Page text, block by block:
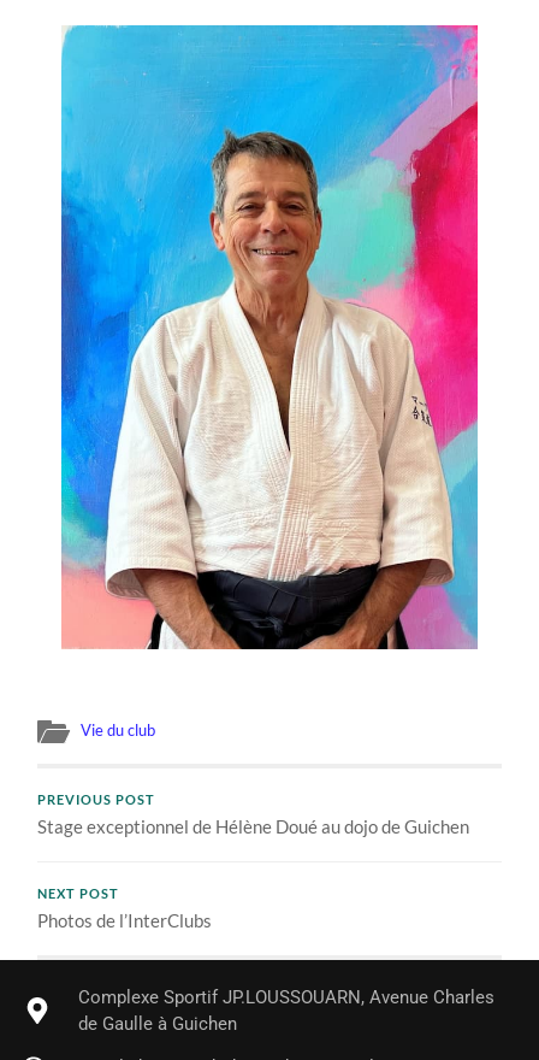
Vie du club
PREVIOUS POST
Stage exceptionnel de Hélène Doué au dojo de Guichen
NEXT POST
Photos de l’InterClubs
Complexe Sportif JP.LOUSSOUARN, Avenue Charles
de Gaulle à Guichen